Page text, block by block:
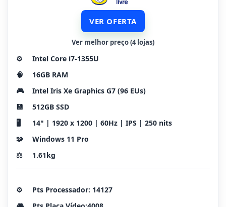
VER OFERTA
Ver melhor preço (4 lojas)
⚙️
Intel Core i7-1355U
🧠
16GB RAM
🎮
Intel Iris Xe Graphics G7 (96 EUs)
💾
512GB SSD
🖥️
14" | 1920 x 1200 | 60Hz | IPS | 250 nits
🧩
Windows 11 Pro
⚖️
1.61kg
⚙️
Pts Processador: 14127